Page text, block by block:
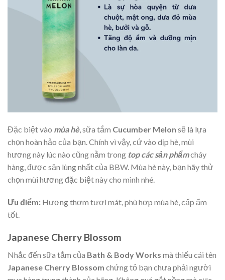
Đặc biệt vào mùa hè, sữa tắm Cucumber Melon sẽ là lựa
chọn hoàn hảo của bạn. Chính vì vậy, cứ vào dịp hè, mùi
hương này lúc nào cũng nằm trong top các sản phẩmcháy
hàng, được săn lùng nhất của BBW. Mùa hè này, bạn hãy thử
chọn mùi hương đặc biệt này cho mình nhé.
Ưu điểm: Hương thơm tươi mát, phù hợp mùa hè, cấp ẩm
tốt.
Japanese Cherry Blossom
Nhắc đến sữa tắm của Bath & Body Works mà thiếu cái tên
Japanese Cherry Blossom chứng tỏ bạn chưa phải người